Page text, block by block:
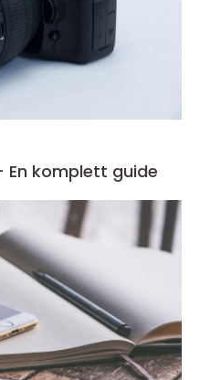
En komplett guide